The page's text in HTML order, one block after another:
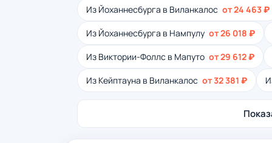
Из Йоханнесбурга в Виланкалос от 24 463 ₽
Из Йоханнесбурга в Нампулу от 26 018 ₽
Из Виктории-Фоллс в Мапуто от 29 612 ₽
Из Кейптауна в Виланкалос от 32 381 ₽